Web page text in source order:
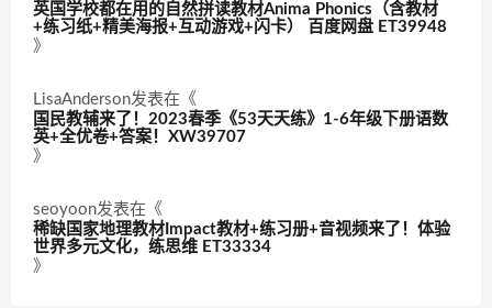
英国学校都在用的自然拼读教材Anima Phonics（含教材
+练习纸+精美海报+互动游戏+闪卡） 百度网盘 ET39948
》
LisaAnderson发表在《
国民教辅来了！2023春季《53天天练》1-6年级下册语数
英+全优卷+答案！XW39707
》
seoyoon发表在《
稀缺国家地理教材Impact教材+练习册+音视频来了！体验
世界多元文化，练思维 ET33334
》